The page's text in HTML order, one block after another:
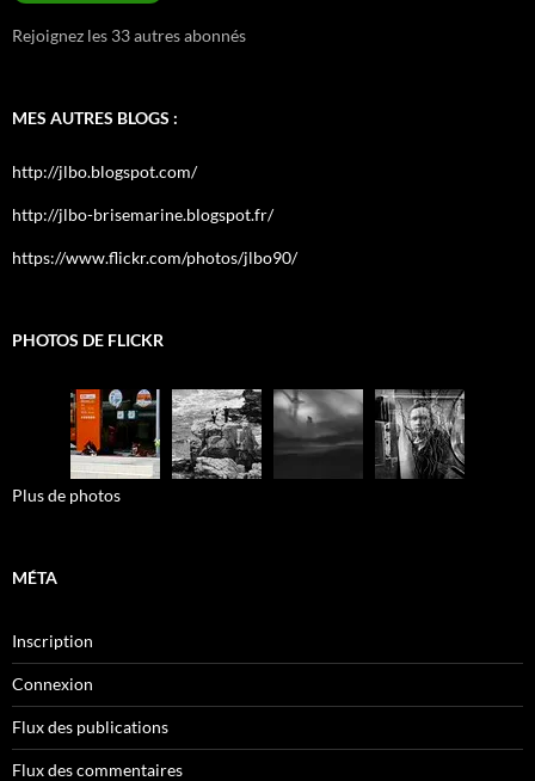
Rejoignez les 33 autres abonnés
MES AUTRES BLOGS :
http://jlbo.blogspot.com/
http://jlbo-brisemarine.blogspot.fr/
https://www.flickr.com/photos/jlbo90/
PHOTOS DE FLICKR
Plus de photos
MÉTA
Inscription
Connexion
Flux des publications
Flux des commentaires